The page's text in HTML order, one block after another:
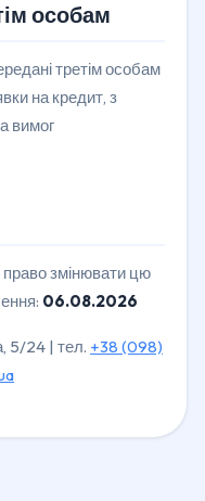
особам
третім особам
на кредит, з
вимог
змінювати цю
06.08.2026
5/24 | тел. +38 (098)